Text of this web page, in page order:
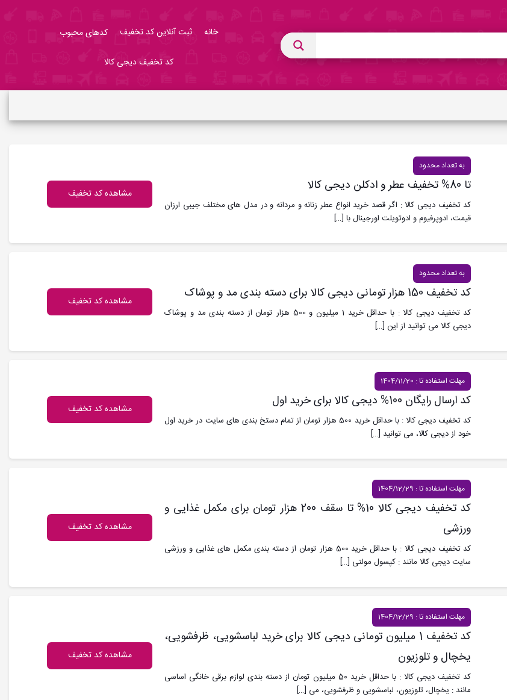
خانه ثبت آنلاین کد تخفیف کدهای محبوب
کد تخفیف دیجی کالا
به تعداد محدود
تا 80% تخفیف عطر و ادکلن دیجی کالا
کد تخفیف دیجی کالا : اگر قصد خرید انواع عطر زنانه و مردانه و در مدل های مختلف جیبی ارزان
قیمت، ادوپرفیوم و ادوتویلت اورجینال با[…]
مشاهده کد تخفیف
به تعداد محدود
کد تخفیف 150 هزار تومانی دیجی کالا برای دسته بندی مد و پوشاک
کد تخفیف دیجی کالا : با حداقل خرید 1 میلیون و 500 هزار تومان از دسته بندی مد و پوشاک
دیجی کالا می توانید از این[…]
مشاهده کد تخفیف
مهلت استفاده تا : 1404/11/20
کد ارسال رایگان 100% دیجی کالا برای خرید اول
کد تخفیف دیجی کالا : با حداقل خرید 500 هزار تومان از تمام دستخ بندی های سایت در خرید اول
خود از دیجی کالا، می توانید […]
مشاهده کد تخفیف
مهلت استفاده تا : 1404/12/29
کد تخفیف دیجی کالا 10% تا سقف 200 هزار تومان برای مکمل غذایی و
ورزشی
کد تخفیف دیجی کالا : با حداقل خرید 500 هزار تومان از دسته بندی مکمل های غذایی و ورزشی
سایت دیجی کالا مانند : کپسول مولتی […]
مشاهده کد تخفیف
مهلت استفاده تا : 1404/12/29
کد تخفیف 1 میلیون تومانی دیجی کالا برای خرید لباسشویی، ظرفشویی،
یخچال و تلوزیون
کد تخفیف دیجی کالا : با حداقل خرید 50 میلیون تومان از دسته بندی لوازم برقی خانگی اساسی
مانند : یخچال، تلوزیون، لباسشویی و ظرفشویی، می […]
مشاهده کد تخفیف